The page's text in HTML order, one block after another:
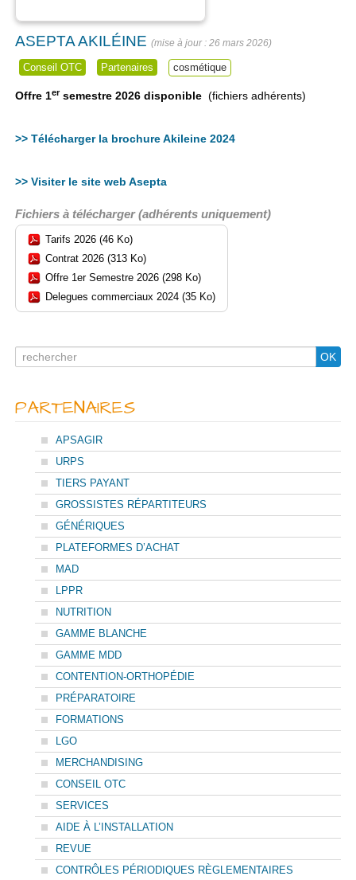
ASEPTA AKILÉINE 26 mars 2026
Conseil OTC Partenaires cosmétique
Offre 1ersemestre 2026 disponible (fichiers adhérents)
>> Télécharger la brochure Akileine 2024
>> Visiter le site web Asepta
Fichiers à télécharger (adhérents uniquement)
Tarifs 2026 (46 Ko)
Contrat 2026 (313 Ko)
Offre 1er Semestre 2026 (298 Ko)
Delegues commerciaux 2024 (35 Ko)
Search
for
OK
PARTENAIRES
APSAGIR
URPS
TIERS PAYANT
GROSSISTES RÉPARTITEURS
GÉNÉRIQUES
PLATEFORMES D’ACHAT
MAD
LPPR
NUTRITION
GAMME BLANCHE
GAMME MDD
CONTENTION-ORTHOPÉDIE
PRÉPARATOIRE
FORMATIONS
LGO
MERCHANDISING
CONSEIL OTC
SERVICES
AIDE À L’INSTALLATION
REVUE
CONTRÔLES PÉRIODIQUES RÈGLEMENTAIRES